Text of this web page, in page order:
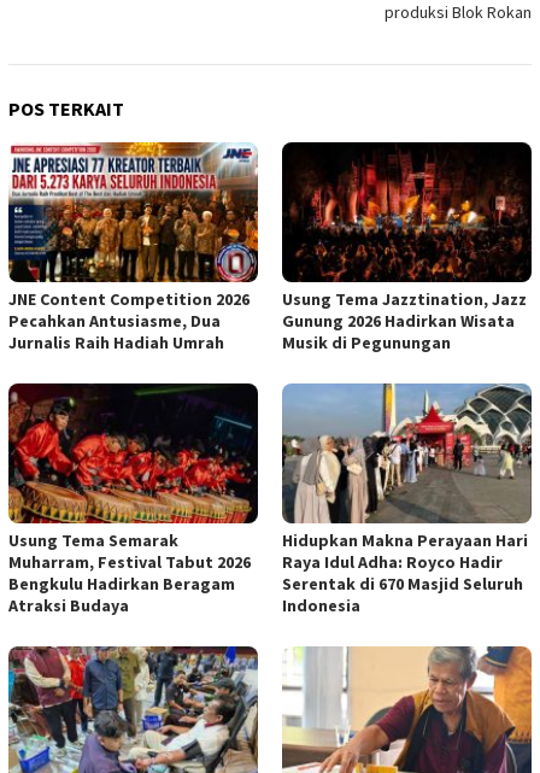
produksi Blok Rokan
POS TERKAIT
JNE Content Competition 2026
Pecahkan Antusiasme, Dua
Jurnalis Raih Hadiah Umrah
Usung Tema Jazztination, Jazz
Gunung 2026 Hadirkan Wisata
Musik di Pegunungan
Usung Tema Semarak
Muharram, Festival Tabut 2026
Bengkulu Hadirkan Beragam
Atraksi Budaya
Hidupkan Makna Perayaan Hari
Raya Idul Adha: Royco Hadir
Serentak di 670 Masjid Seluruh
Indonesia